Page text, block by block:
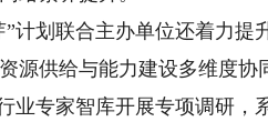
划联合主办单位还着力提
源供给与能力建设多维度
业专家智库开展专项调研